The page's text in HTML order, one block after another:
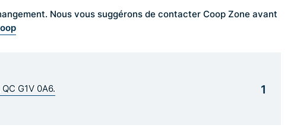
Nous vous suggérons de contacter Coop Zone avant
G1V 0A6.
1